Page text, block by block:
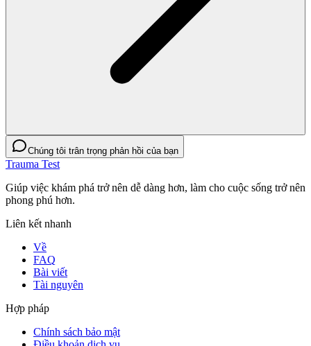
Chúng tôi trân trọng phản hồi của bạn
Trauma Test
Giúp việc khám phá trở nên dễ dàng hơn, làm cho cuộc sống trở nên
phong phú hơn.
Liên kết nhanh
Về
FAQ
Bài viết
Tài nguyên
Hợp pháp
Chính sách bảo mật